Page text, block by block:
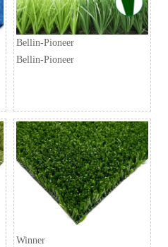
Bellin-Pioneer
Bellin-Pioneer
Winner